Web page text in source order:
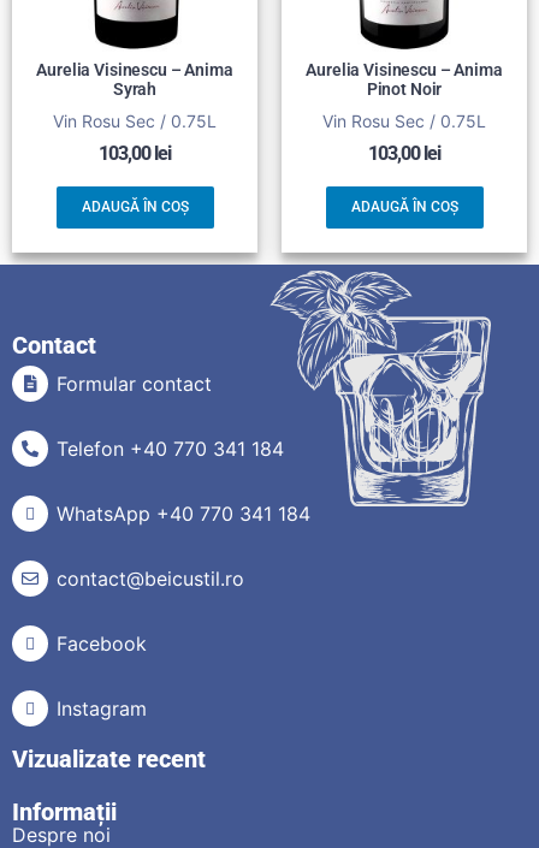
Aurelia Visinescu – Anima
Syrah
Vin Rosu Sec / 0.75L
103,00 lei
ADAUGĂ ÎN COȘ
Aurelia Visinescu – Anima
Pinot Noir
Vin Rosu Sec / 0.75L
103,00 lei
ADAUGĂ ÎN COȘ
Contact
Formular contact
Telefon +40 770 341 184
WhatsApp +40 770 341 184
contact@beicustil.ro
Facebook
Instagram
Vizualizate recent
Informații
Despre noi